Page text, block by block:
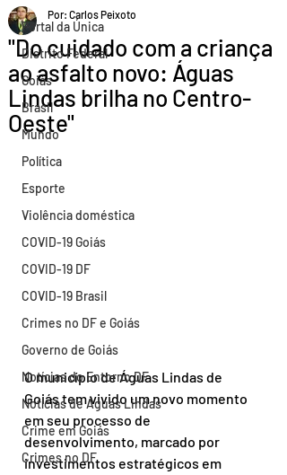
Portal da Única
Distrito Federal
Goiás
Brasil
Mundo
Política
Esporte
Violência doméstica
COVID-19 Goiás
COVID-19 DF
COVID-19 Brasil
Crimes no DF e Goiás
Governo de Goiás
Notícias do Entorno DF
Notícias de Águas Lindas
Crime em Goiás
Crimes no DF
"Do cuidado com a criança
ao asfalto novo: Águas
Lindas brilha no Centro-
Oeste"
Por: Carlos Peixoto
O município de Águas Lindas de
Goiás tem vivido um novo momento
em seu processo de
desenvolvimento, marcado por
investimentos estratégicos em